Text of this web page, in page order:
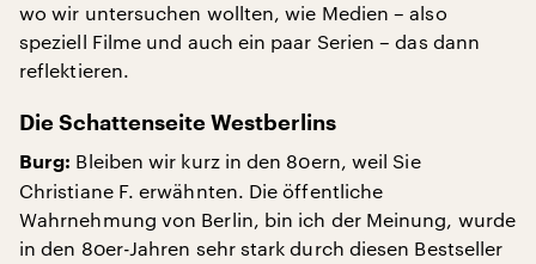
wo wir untersuchen wollten, wie Medien – also
speziell Filme und auch ein paar Serien – das dann
reflektieren.
Die Schattenseite Westberlins
Burg: Bleiben wir kurz in den 80ern, weil Sie
Christiane F. erwähnten. Die öffentliche
Wahrnehmung von Berlin, bin ich der Meinung, wurde
in den 80er-Jahren sehr stark durch diesen Bestseller